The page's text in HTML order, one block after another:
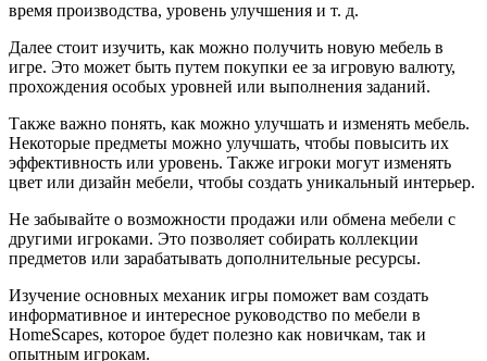
время производства, уровень улучшения и т. д.
Далее стоит изучить, как можно получить новую мебель в
игре. Это может быть путем покупки ее за игровую валюту,
прохождения особых уровней или выполнения заданий.
Также важно понять, как можно улучшать и изменять мебель.
Некоторые предметы можно улучшать, чтобы повысить их
эффективность или уровень. Также игроки могут изменять
цвет или дизайн мебели, чтобы создать уникальный интерьер.
Не забывайте о возможности продажи или обмена мебели с
другими игроками. Это позволяет собирать коллекции
предметов или зарабатывать дополнительные ресурсы.
Изучение основных механик игры поможет вам создать
информативное и интересное руководство по мебели в
HomeScapes, которое будет полезно как новичкам, так и
опытным игрокам.